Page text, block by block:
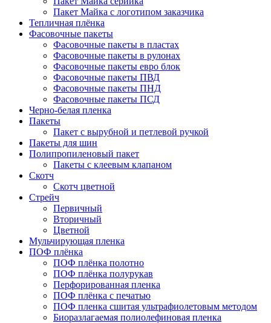
Пакет Майка с логотипом заказчика
Тепличная плёнка
Фасовочные пакеты
Фасовочные пакеты в пластах
Фасовочные пакеты в рулонах
Фасовочные пакеты евро блок
Фасовочные пакеты ПВД
Фасовочные пакеты ПНД
Фасовочные пакеты ПСД
Черно-белая пленка
Пакеты
Пакет с вырубной и петлевой ручкой
Пакеты для шин
Полипропиленовый пакет
Пакеты с клеевым клапаном
Скотч
Скотч цветной
Стрейч
Первичный
Вторичный
Цветной
Мульчирующая пленка
ПОФ плёнка
ПОФ плёнка полотно
ПОФ плёнка полурукав
Перфорированная пленка
ПОФ плёнка с печатью
ПОФ пленка сшитая ультрафиолетовым методом
Биоразлагаемая полиолефиновая пленка